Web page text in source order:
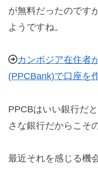
が無料だったのです
ようですね。
カンボジア在住者
(PPCBank)で口座を
PPCBはいい銀行だ
さな銀行だからこそ
最近それを感じる機